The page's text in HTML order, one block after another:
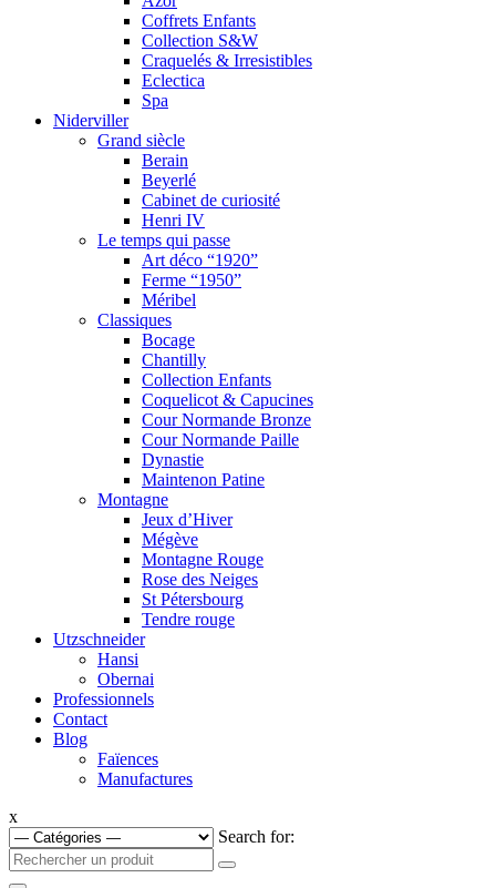
Coffrets Enfants
Collection S&W
Craquelés & Irresistibles
Eclectica
Spa
Niderviller
Grand siècle
Berain
Beyerlé
Cabinet de curiosité
Henri IV
Le temps qui passe
Art déco “1920”
Ferme “1950”
Méribel
Classiques
Bocage
Chantilly
Collection Enfants
Coquelicot & Capucines
Cour Normande Bronze
Cour Normande Paille
Dynastie
Maintenon Patine
Montagne
Jeux d’Hiver
Mégève
Montagne Rouge
Rose des Neiges
St Pétersbourg
Tendre rouge
Utzschneider
Hansi
Obernai
Professionnels
Contact
Blog
Faïences
Manufactures
x
Search for: